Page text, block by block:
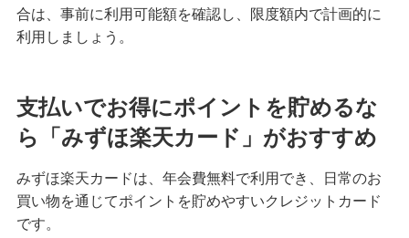
合は、事前に利用可能額を確認し、限度額内で計画的に
利用しましょう。
支払いでお得にポイントを貯めるな
ら「みずほ楽天カード」がおすすめ
みずほ楽天カードは、年会費無料で利用でき、日常のお
買い物を通じてポイントを貯めやすいクレジットカード
です。